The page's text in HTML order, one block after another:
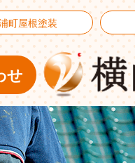
せ
町屋根塗装